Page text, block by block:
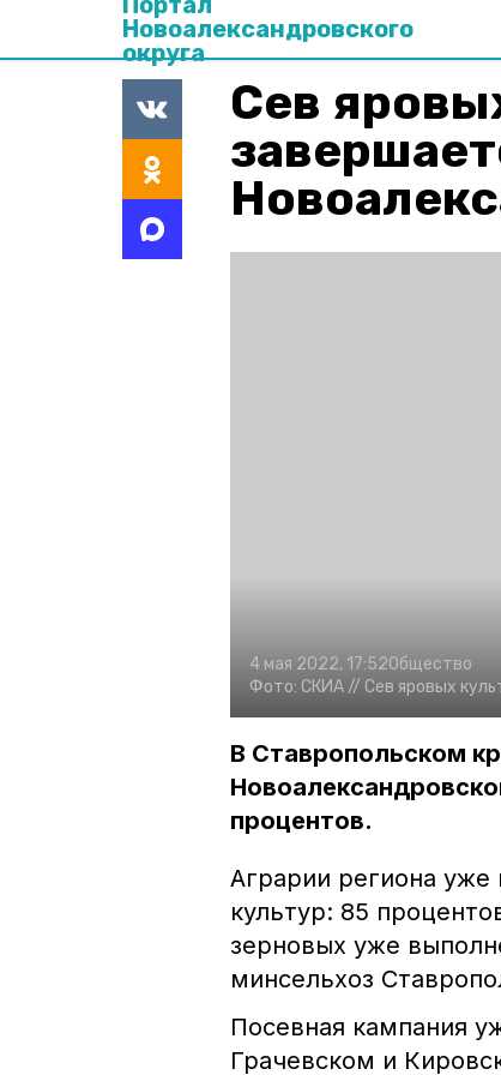
Новоалександровского
округа
Сев
4 мая 2022, 17:52Общество
Фото: СКИА // Сев яровых
В Ставропольском
процентов.
Аграрии региона уже
культур: 85
зерновых уже
минсельхоз
Посевная кампания
Грачевском и